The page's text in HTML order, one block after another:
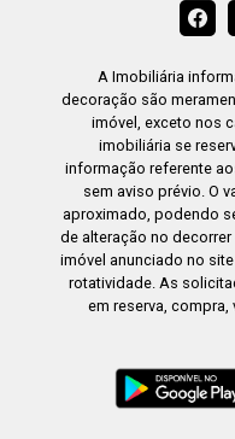
A Imobiliária
decoração são
imóvel, exceto nos
imobiliária se
informação referente
sem aviso prévio. O
aproximado, podendo
de alteração no
imóvel anunciado no
rotatividade. As
em reserva,